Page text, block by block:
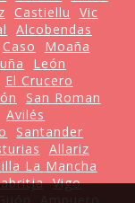
Castiellu
Vic
Alcobendas
Caso
Moaña
León
El Crucero
San Roman
Avilés
Santander
Allariz
La Mancha
Vigo